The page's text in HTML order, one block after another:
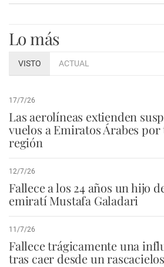
Lo más
VISTO ACTUAL
17/7/26
Las aerolíneas extienden
vuelos a Emiratos Árabes por
región
12/7/26
Fallece a los 24 años un hijo
emiratí Mustafa Galadari
11/7/26
Fallece trágicamente una
tras caer desde un